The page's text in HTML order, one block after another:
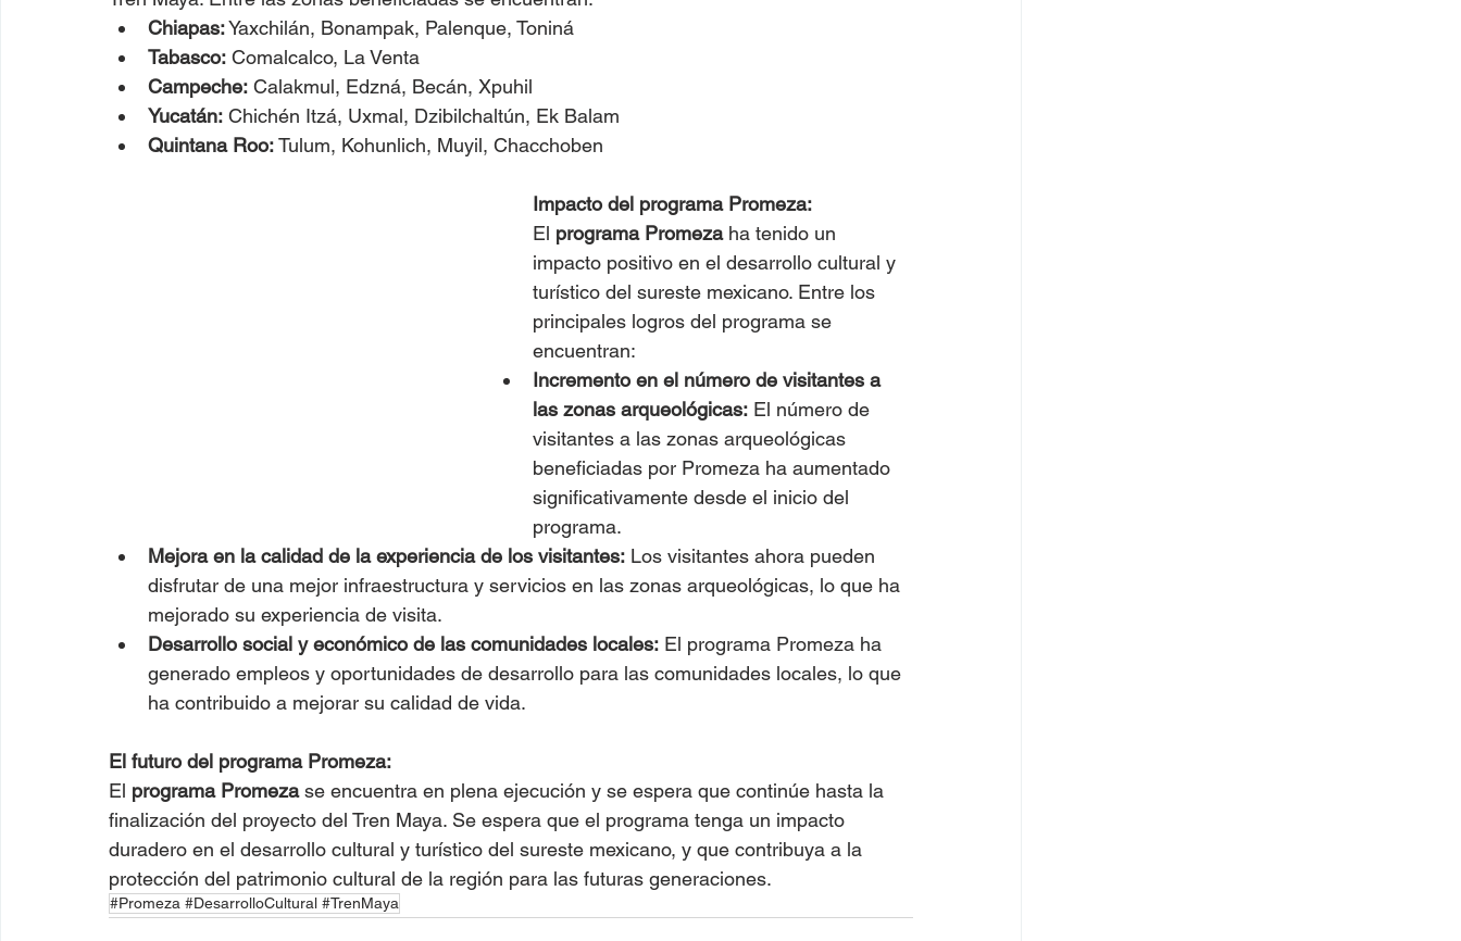
Chiapas: Yaxchilán, Bonampak, Palenque, Toniná
Tabasco: Comalcalco, La Venta
Campeche: Calakmul, Edzná, Becán, Xpuhil
Yucatán: Chichén Itzá, Uxmal, Dzibilchaltún, Ek Balam
Quintana Roo: Tulum, Kohunlich, Muyil, Chacchoben
Impacto del programa Promeza:
El programa Promeza ha tenido un
impacto positivo en el desarrollo cultural y
turístico del sureste mexicano. Entre los
principales logros del programa se
encuentran:
Incremento en el número de visitantes a
las zonas arqueológicas: El número de
visitantes a las zonas arqueológicas
beneficiadas por Promeza ha aumentado
significativamente desde el inicio del
programa.
Mejora en la calidad de la experiencia de los visitantes: Los visitantes ahora pueden
disfrutar de una mejor infraestructura y servicios en las zonas arqueológicas, lo que ha
mejorado su experiencia de visita.
Desarrollo social y económico de las comunidades locales: El programa Promeza ha
generado empleos y oportunidades de desarrollo para las comunidades locales, lo que
ha contribuido a mejorar su calidad de vida.
El futuro del programa Promeza:
El programa Promeza se encuentra en plena ejecución y se espera que continúe hasta la
finalización del proyecto del Tren Maya. Se espera que el programa tenga un impacto
duradero en el desarrollo cultural y turístico del sureste mexicano, y que contribuya a la
protección del patrimonio cultural de la región para las futuras generaciones.
#Promeza #DesarrolloCultural #TrenMaya